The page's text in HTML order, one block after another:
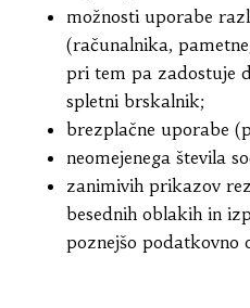
možnosti uporabe
(računalnika,
pri tem pa zadostuje
spletni brskalnik;
brezplačne uporabe
neomejenega števila
zanimivih prikazov
besednih oblakih in
poznejšo podatkovno